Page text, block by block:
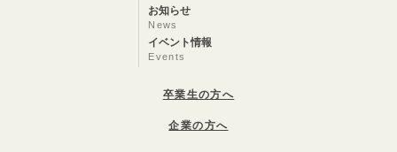
お知らせ
News
イベント情報
Events
卒業生の方へ
企業の方へ